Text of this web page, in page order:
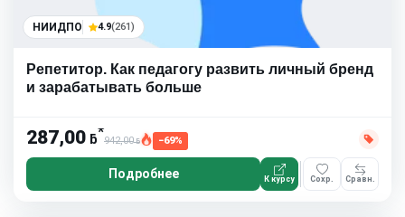
НИИДПО 4.9(261)
Репетитор. Как педагогу развить личный бренд
и зарабатывать больше
287,00 ƃ*
942,00ƃ −69%
Подробнее К курсу Сохр. Сравн.